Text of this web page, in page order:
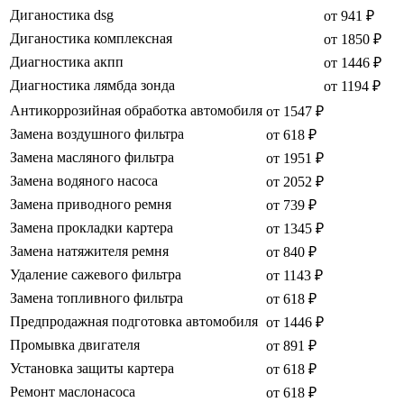
Диганостика dsg
от 941 ₽
Диганостика комплексная
от 1850 ₽
Диагностика акпп
от 1446 ₽
Диагностика лямбда зонда
от 1194 ₽
Антикоррозийная обработка автомобиля от 1547 ₽
Замена воздушного фильтра
от 618 ₽
Замена масляного фильтра
от 1951 ₽
Замена водяного насоса
от 2052 ₽
Замена приводного ремня
от 739 ₽
Замена прокладки картера
от 1345 ₽
Замена натяжителя ремня
от 840 ₽
Удаление сажевого фильтра
от 1143 ₽
Замена топливного фильтра
от 618 ₽
Предпродажная подготовка автомобиля от 1446 ₽
Промывка двигателя
от 891 ₽
Установка защиты картера
от 618 ₽
Ремонт маслонасоса
от 618 ₽